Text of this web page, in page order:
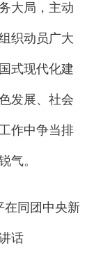
大局，主动
织动员广大
式现代化建
发展、社会
作中争当排
气。
同团中央新
话